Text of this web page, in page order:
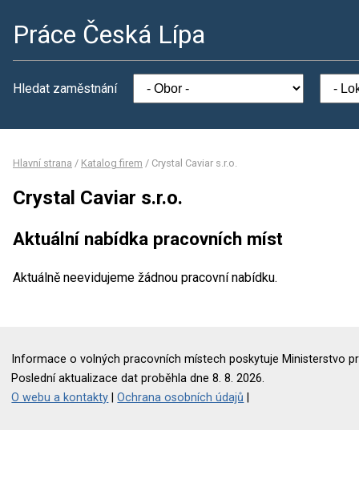
Práce Česká Lípa
Hledat zaměstnání
Hlavní strana / Katalog firem / Crystal Caviar s.r.o.
Crystal Caviar s.r.o.
Aktuální nabídka pracovních míst
Aktuálně neevidujeme žádnou pracovní nabídku.
Informace o volných pracovních místech poskytuje Ministerstvo
Poslední aktualizace dat proběhla dne 8. 8. 2026.
O webu a kontakty |Ochrana osobních údajů